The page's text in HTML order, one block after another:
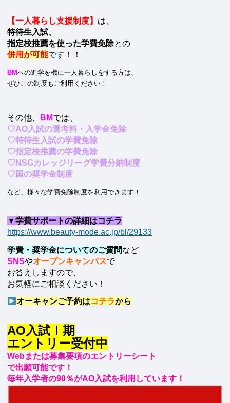
【一人暮らし支援制度】 は、
特待生入試、
指定校推薦を使った学費免除との
併用が可能です！！
BMへの進学を機に一人暮らしをする方は、
ぜひこの制度もご利用ください！
その他、 BMでは、
♡AO入試の選考料・入学金免除
♡特待生入試の学費免除
♡指定校推薦の学費免除
♡NSGカレッジリーグ学費分納制度
♡国の奨学金制度
など、様々な学費免除制度を利用できます！
▼学費サポートの詳細はコチラ
https://www.beauty-mode.ac.jp/bl/29133
学費・奨学金についてのご質問など
SNSやオープンキャンパスで
お答えしますので、
お気軽にご相談ください！
オーキャンご予約はコチラから
AO入試Ⅰ期
エントリー受付中
Webまたは募集要項のエントリーシート
で出願可能です！
毎年入学者の90％がAO入試を利用しています！